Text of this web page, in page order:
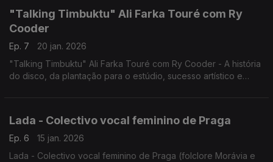
"Talking Timbuktu" Ali Farka Touré com Ry
Cooder
Ep. 7
20 jan. 2026
"Talking Timbuktu" Ali Farka Touré com Ry Cooder - A história
do disco, da plantação para o estúdio, sucesso artístico e
Lada - Colectivo vocal feminino de Praga
Ep. 6
15 jan. 2026
Lada - Colectivo vocal feminino de Praga (folclore Morávia e